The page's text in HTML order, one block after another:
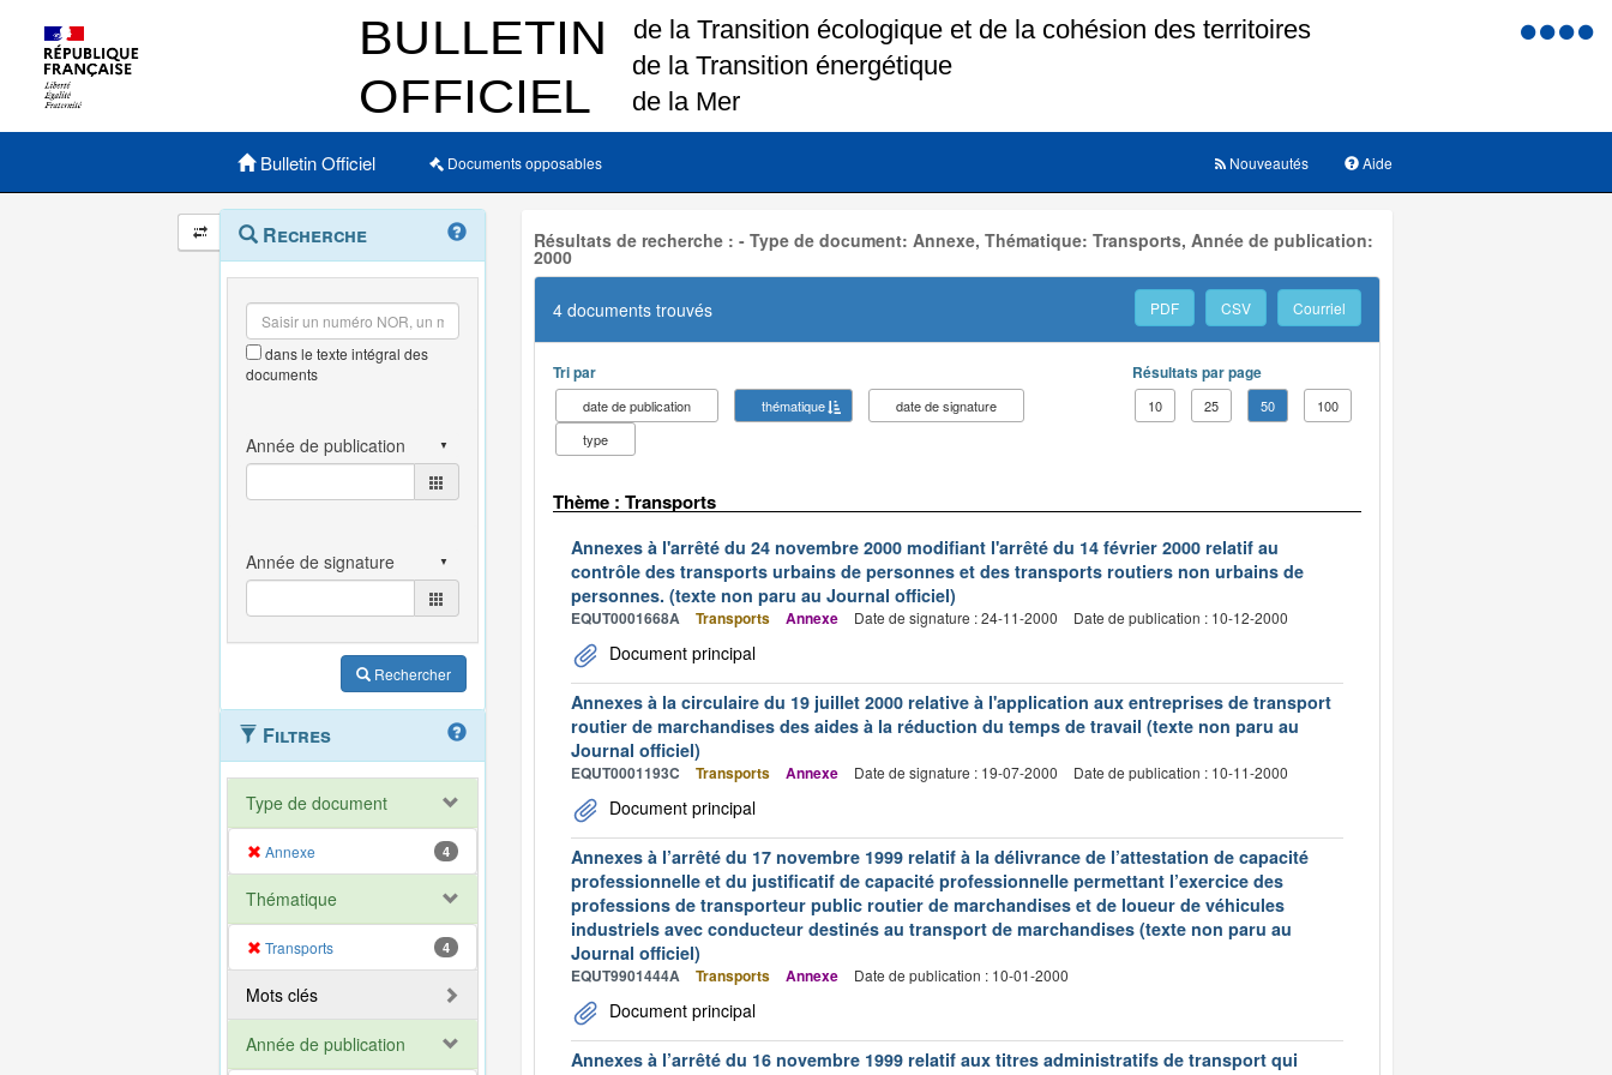
Menu
Menu principal
Bulletin Officiel Documents opposables Aide
Nouveautés
Navigation
et
outils
annexes
Menu
contextuel
Recherche
dans le texte intégral des
documents
Rechercher
Filtres
Type de document
Annexe 4
Thématique
Transports 4
Mots clés
Année de publication
Résultats de recherche : - Type de document: Annexe, Thématique: Transports, Année de publication:
2000
4 documents trouvés PDF CSV Courriel
Tri par
date de publication thématique
date de signature
type
Résultats par page
10 25 50 100
Thème : Transports
Annexes à l'arrêté du 24 novembre 2000 modifiant l'arrêté du 14 février 2000 relatif au
contrôle des transports urbains de personnes et des transports routiers non urbains de
personnes. (texte non paru au Journal officiel)
EQUT0001668A Transports Annexe Date de signature : 24-11-2000 Date de publication : 10-12-2000
Document principal
Annexes à la circulaire du 19 juillet 2000 relative à l'application aux entreprises de transport
routier de marchandises des aides à la réduction du temps de travail (texte non paru au
Journal officiel)
EQUT0001193C Transports Annexe Date de signature : 19-07-2000 Date de publication : 10-11-2000
Document principal
Annexes à l’arrêté du 17 novembre 1999 relatif à la délivrance de l’attestation de capacité
professionnelle et du justificatif de capacité professionnelle permettant l’exercice des
professions de transporteur public routier de marchandises et de loueur de véhicules
industriels avec conducteur destinés au transport de marchandises (texte non paru au
Journal officiel)
EQUT9901444A Transports Annexe Date de publication : 10-01-2000
Document principal
Annexes à l’arrêté du 16 novembre 1999 relatif aux titres administratifs de transport qui